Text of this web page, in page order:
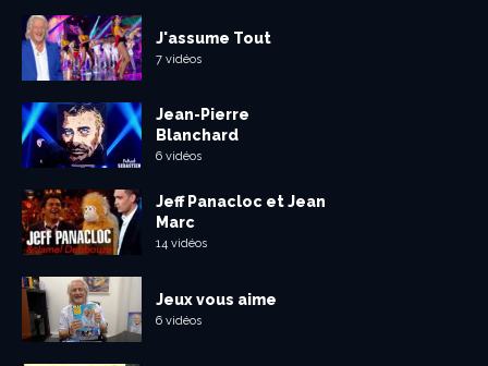
J'assume Tout
7 vidéos
Jean-Pierre
Blanchard
6 vidéos
Jeff Panacloc et Jean
Marc
14 vidéos
Jeux vous aime
6 vidéos